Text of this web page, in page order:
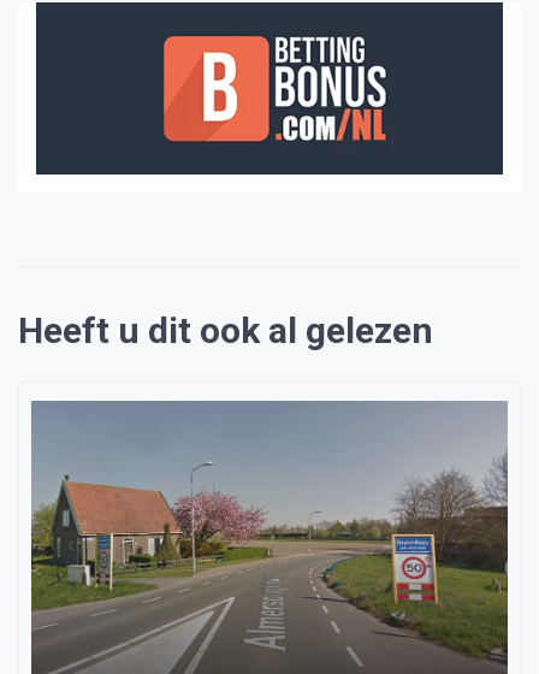
Heeft u dit ook al gelezen